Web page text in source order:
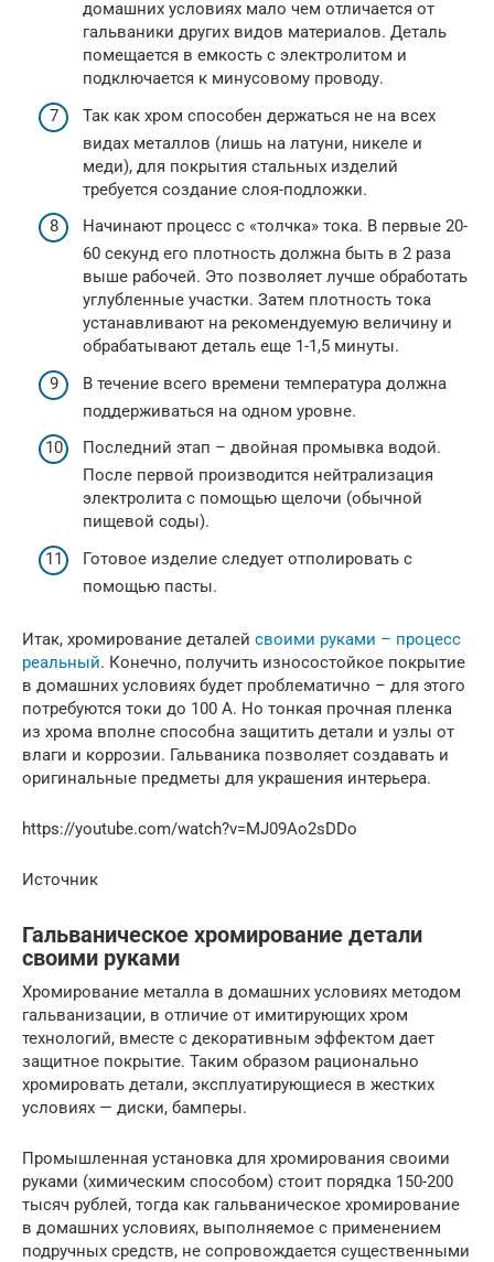
домашних условиях мало чем отличается от
гальваники других видов материалов. Деталь
помещается в емкость с электролитом и
подключается к минусовому проводу.
Так как хром способен держаться не на всех
видах металлов (лишь на латуни, никеле и
меди), для покрытия стальных изделий
требуется создание слоя-подложки.
Начинают процесс с «толчка» тока. В первые 20-
60 секунд его плотность должна быть в 2 раза
выше рабочей. Это позволяет лучше обработать
углубленные участки. Затем плотность тока
устанавливают на рекомендуемую величину и
обрабатывают деталь еще 1-1,5 минуты.
В течение всего времени температура должна
поддерживаться на одном уровне.
Последний этап – двойная промывка водой.
После первой производится нейтрализация
электролита с помощью щелочи (обычной
пищевой соды).
Готовое изделие следует отполировать с
помощью пасты.
Итак, хромирование деталей своими руками – процесс
реальный. Конечно, получить износостойкое покрытие
в домашних условиях будет проблематично – для этого
потребуются токи до 100 А. Но тонкая прочная пленка
из хрома вполне способна защитить детали и узлы от
влаги и коррозии. Гальваника позволяет создавать и
оригинальные предметы для украшения интерьера.
https://youtube.com/watch?v=MJ09Ao2sDDo
Источник
Гальваническое хромирование детали
своими руками
Хромирование металла в домашних условиях методом
гальванизации, в отличие от имитирующих хром
технологий, вместе с декоративным эффектом дает
защитное покрытие. Таким образом рационально
хромировать детали, эксплуатирующиеся в жестких
условиях — диски, бамперы.
Промышленная установка для хромирования своими
руками (химическим способом) стоит порядка 150-200
тысяч рублей, тогда как гальваническое хромирование
в домашних условиях, выполняемое с применением
подручных средств, не сопровождается существенными